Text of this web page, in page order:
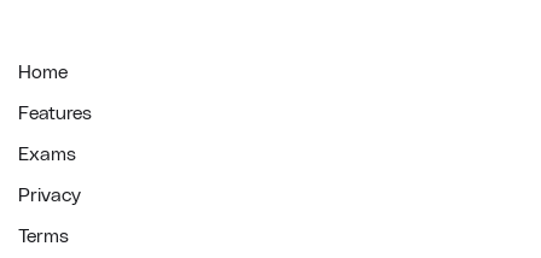
Home
Features
Exams
Privacy
Terms